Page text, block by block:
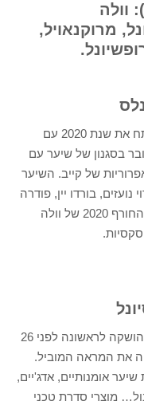
וולה
מרוקנאויל,
וולה פרופשיונלס מציגים את הטרנד שפותח את שנת 2020 עם
בסגנון של שיער עם
של קייב. השיער
נועזים, בורדו יין, פודרה
ורדרדה, סגול לוונדר. אגב, במראה איפור החורף 2020 של וולה
סדרת טכני ארט של לוריאל פרופסיונל, שהושקה לראשונה לפני 26
לקראת חורף 2020 ומהווה את המראה המוביל.
אומנותיים, אדג'יים,
מוצרי סדרת טכני